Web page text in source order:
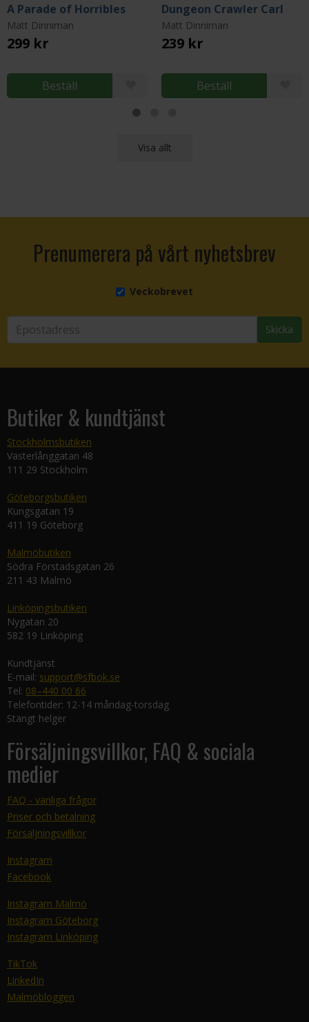
A Parade of Horribles
Matt Dinniman
299 kr
Beställ
Dungeon Crawler Carl
Matt Dinniman
239 kr
Beställ
Visa allt
Prenumerera på vårt nyhetsbrev
Veckobrevet
Skicka
Butiker & kundtjänst
Stockholmsbutiken
Västerlånggatan 48
111 29 Stockholm
Göteborgsbutiken
Kungsgatan 19
411 19 Göteborg
Malmöbutiken
Södra Förstadsgatan 26
211 43 Malmö
Linköpingsbutiken
Nygatan 20
582 19 Linköping
Kundtjänst
E-mail: support@sfbok.se
Tel: 08–440 00 66
Telefontider: 12-14 måndag-torsdag
Stängt helger
Försäljningsvillkor, FAQ & sociala
medier
FAQ - vanliga frågor
Priser och betalning
Försäljningsvillkor
Instagram
Facebook
Instagram Malmö
Instagram Göteborg
Instagram Linköping
TikTok
LinkedIn
Malmöbloggen